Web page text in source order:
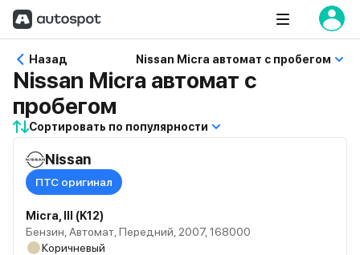
Назад Nissan Micra автомат с пробегом
Nissan Micra автомат с
пробегом
Сортировать по популярности
Nissan
ПТС оригинал
Micra, III (K12)
Бензин, Автомат, Передний, 2007, 168000
Коричневый